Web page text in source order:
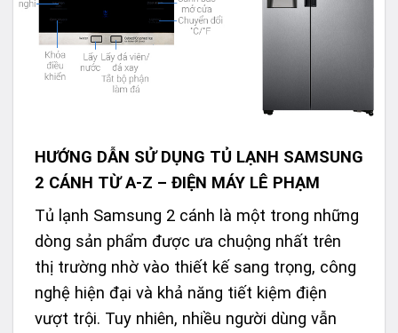
HƯỚNG DẪN SỬ DỤNG TỦ LẠNH SAMSUNG
2 CÁNH TỪ A-Z – ĐIỆN MÁY LÊ PHẠM
Tủ lạnh Samsung 2 cánh là một trong những
dòng sản phẩm được ưa chuộng nhất trên
thị trường nhờ vào thiết kế sang trọng, công
nghệ hiện đại và khả năng tiết kiệm điện
vượt trội. Tuy nhiên, nhiều người dùng vẫn